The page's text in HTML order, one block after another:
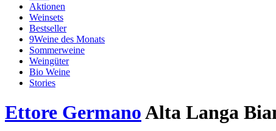
Aktionen
Weinsets
Bestseller
9Weine des Monats
Sommerweine
Weingüter
Bio Weine
Stories
Ettore GermanoAlta Langa